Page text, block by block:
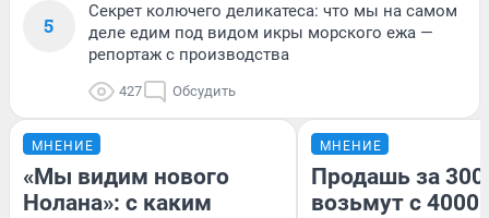
5
Секрет колючего деликатеса: что мы на самом
деле едим под видом икры морского ежа —
репортаж с производства
427 Обсудить
МНЕНИЕ
«Мы видим нового
Нолана»: с каким
МНЕНИЕ
Продашь за
возьмут с